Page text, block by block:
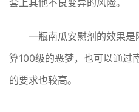
一瓶南瓜安慰剂的效果
算100级的恶梦，也可以通过
的要求也较高。